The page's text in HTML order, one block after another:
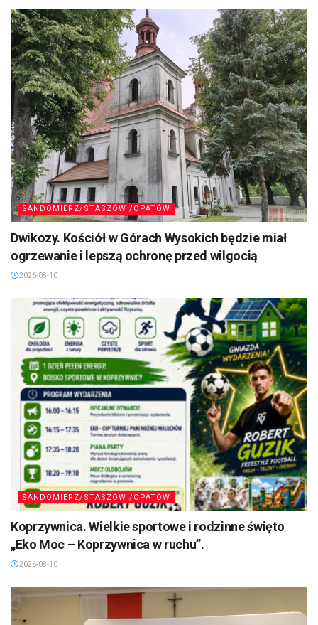
SANDOMIERZ/STASZÓW /OPATÓW
Dwikozy. Kościół w Górach Wysokich będzie miał
ogrzewanie i lepszą ochronę przed wilgocią
2026-08-10
SANDOMIERZ/STASZÓW /OPATÓW
Koprzywnica. Wielkie sportowe i rodzinne święto
„Eko Moc – Koprzywnica w ruchu”.
2026-08-10